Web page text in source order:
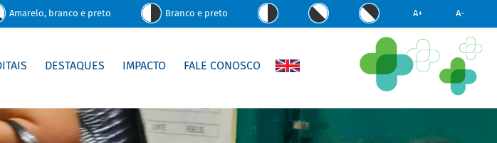
Amarelo, branco e preto Branco e preto A+ A-
DESTAQUES IMPACTO FALE CONOSCO